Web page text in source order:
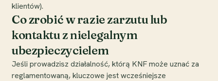
klientów).
Co zrobić w razie zarzutu lub
kontaktu z nielegalnym
ubezpieczycielem
Jeśli prowadzisz działalność, którą KNF może uznać za
reglamentowaną, kluczowe jest wcześniejsze